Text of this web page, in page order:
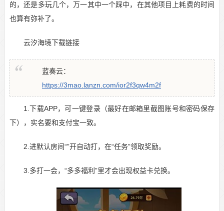
的，还是多玩几个，万一其中一个踩中，在其他项目上耗费的时间
也算有弥补了。
云汐海境下载链接
蓝奏云：
https://3mao.lanzn.com/ior2f3qw4m2f
1.下载APP，可一键登录（最好在邮箱里截图账号和密码保存
下），实名要和支付宝一致。
2.进默认房间“”开自动打，在“任务”领取奖励。
3.多打一会，“多多福利”里才会出现权益卡兑换。